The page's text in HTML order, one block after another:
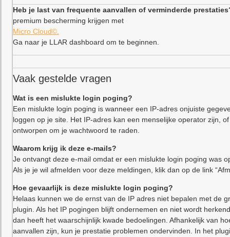
Heb je last van frequente aanvallen of verminderde
premium bescherming krijgen met
Micro Cloud©.
Ga naar je LLAR dashboard om te beginnen.
Vaak gestelde vragen
Wat is een mislukte login poging?
Een mislukte login poging is wanneer een IP-adres onjuiste
loggen op je site. Het IP-adres kan een menselijke operator zijn,
ontworpen om je wachtwoord te raden.
Waarom krijg ik deze e-mails?
Je ontvangt deze e-mail omdat er een mislukte login poging was
Als je je wil afmelden voor deze meldingen, klik dan op de link
Hoe gevaarlijk is deze mislukte login poging?
Helaas kunnen we de ernst van de IP adres niet bepalen met de
plugin. Als het IP pogingen blijft ondernemen en niet wordt
dan heeft het waarschijnlijk kwade bedoelingen. Afhankelijk van
aanvallen zijn, kun je prestatie problemen ondervinden. In het